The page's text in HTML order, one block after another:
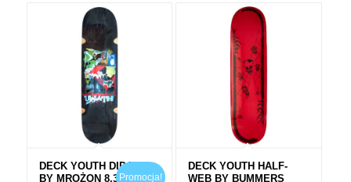
DECK YOUTH DIDA
BY MROŻON 8.375″Promocja!
DECK YOUTH HALF-
WEB BY BUMMERS